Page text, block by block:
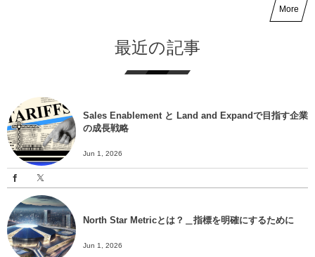
More
最近の記事
Sales Enablement と Land and Expandで目指す企業
の成長戦略
Jun 1, 2026
North Star Metricとは？＿指標を明確にするために
Jun 1, 2026